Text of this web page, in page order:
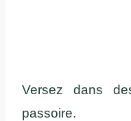
Versez dans
passoire.